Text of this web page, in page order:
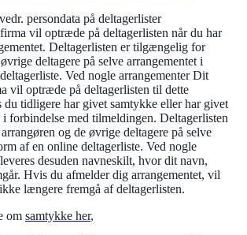
persondata på deltagerlister
vil optræde på deltagerlisten når du har
Deltagerlisten er tilgængelig for
deltagere på selve arrangementet i
Ved nogle arrangementer Dit
vil optræde på deltagerlisten til dette
du tidligere har givet samtykke eller har givet
forbindelse med tilmeldingen. Deltagerlisten
og de øvrige deltagere på selve
af en online deltagerliste. Ved nogle
desuden navneskilt, hvor dit navn,
Hvis du afmelder dig arrangementet, vil
længere fremgå af deltagerlisten.
om samtykke her,